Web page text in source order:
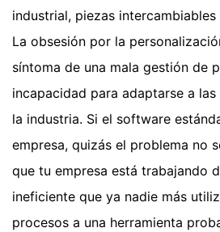
industrial, piezas
La obsesión por la
síntoma de una mala gestión de
incapacidad para adaptarse a
la industria. Si el software
empresa, quizás el problema no
que tu empresa está trabajando
ineficiente que ya nadie más
procesos a una herramienta